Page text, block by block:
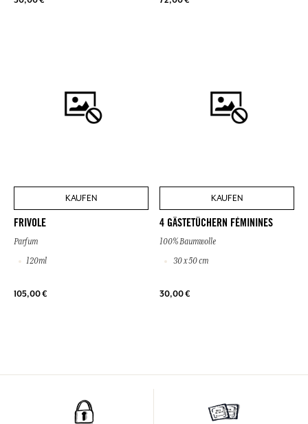
KAUFEN
FRIVOLE
Parfum
120ml
105,00 €
KAUFEN
4 GÄSTETÜCHERN FÉMININES
100% Baumwolle
30 x 50 cm
30,00 €